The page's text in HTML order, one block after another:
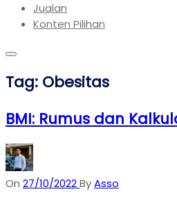
Jualan
Konten Pilihan
Tag: Obesitas
BMI: Rumus dan
On 27/10/2022ByAsso